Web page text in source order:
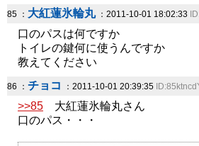
85 ： 大紅蓮氷輪丸：2011-10-01 18:02:33
口のパスは何ですか
トイレの鍵何に使うんですか
教えてください
86 ： チョコ ：2011-10-01 20:39:35
>>85 大紅蓮氷輪丸さん
口のパス・・・